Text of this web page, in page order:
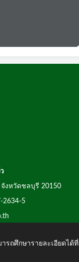
งหวัดชลบุรี 20150
2634-5
รถศึกษารายละเอียดได้ที่